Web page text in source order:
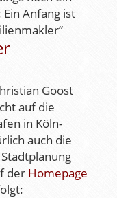
Anfang ist
Goost
auf die
in Köln-
auch die
der Homepage